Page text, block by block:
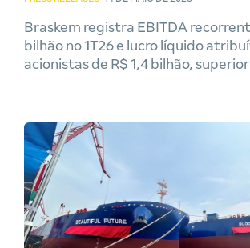
Braskem registra EBITDA
bilhão no 1T26 e lucro líquido
acionistas de R$ 1,4 bilhão,